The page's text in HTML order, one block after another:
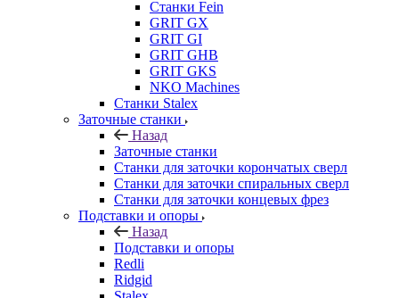
Станки Fein
GRIT GX
GRIT GI
GRIT GHB
GRIT GKS
NKO Machines
Станки Stalex
Заточные станки
Назад
Заточные станки
Станки для заточки корончатых сверл
Станки для заточки спиральных сверл
Станки для заточки концевых фрез
Подставки и опоры
Назад
Подставки и опоры
Redli
Ridgid